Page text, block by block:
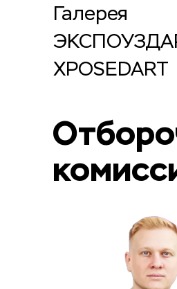
Галерея
XPOSEDART